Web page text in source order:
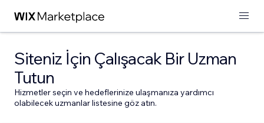
Siteniz İçin Çalışacak Bir Uzman
Tutun
Hizmetler seçin ve hedeflerinize ulaşmanıza yardımcı
olabilecek uzmanlar listesine göz atın.